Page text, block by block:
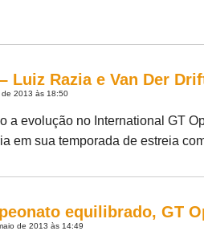
Luiz Razia e Van Der
2013 às 18:50
a evolução no International GT
em sua temporada de estreia
equilibrado, GT
de 2013 às 14:49